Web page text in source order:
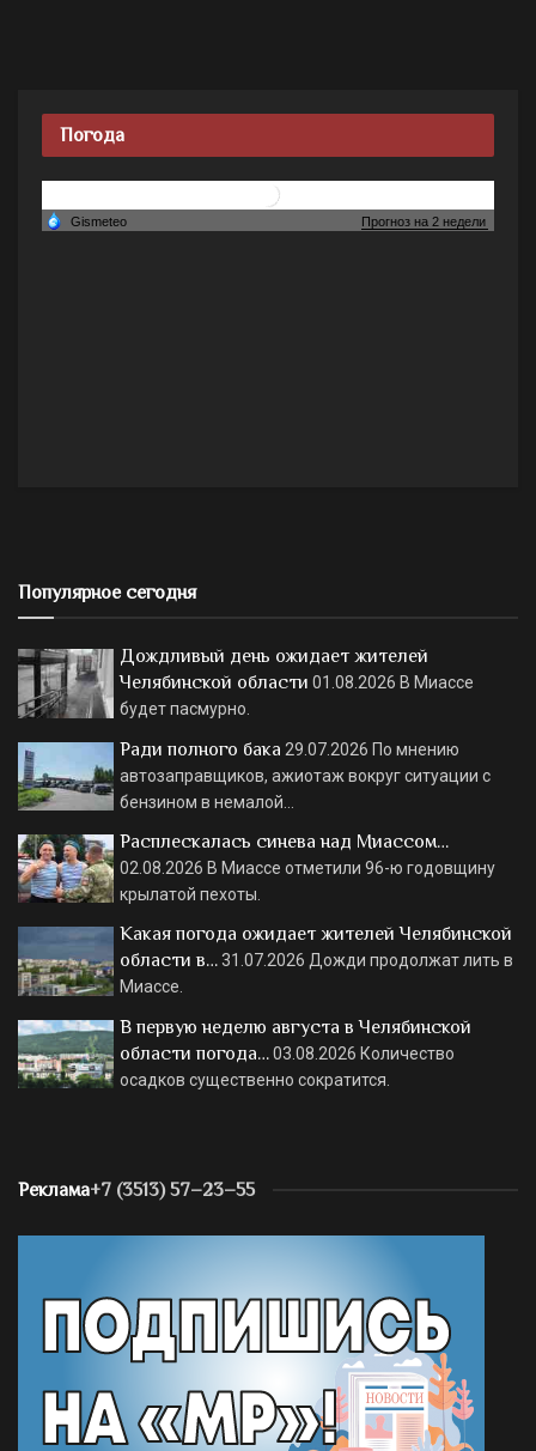
Погода
Популярное сегодня
Дождливый день ожидает жителей
Челябинской области 01.08.2026 В Миассе
будет пасмурно.
Ради полного бака 29.07.2026 По мнению
автозаправщиков, ажиотаж вокруг ситуации с
бензином в немалой…
Расплескалась синева над Миассом…
02.08.2026 В Миассе отметили 96-ю годовщину
крылатой пехоты.
Какая погода ожидает жителей Челябинской
области в…31.07.2026 Дожди продолжат лить в
Миассе.
В первую неделю августа в Челябинской
области погода…03.08.2026 Количество
осадков существенно сократится.
Реклама+7 (3513) 57–23–55